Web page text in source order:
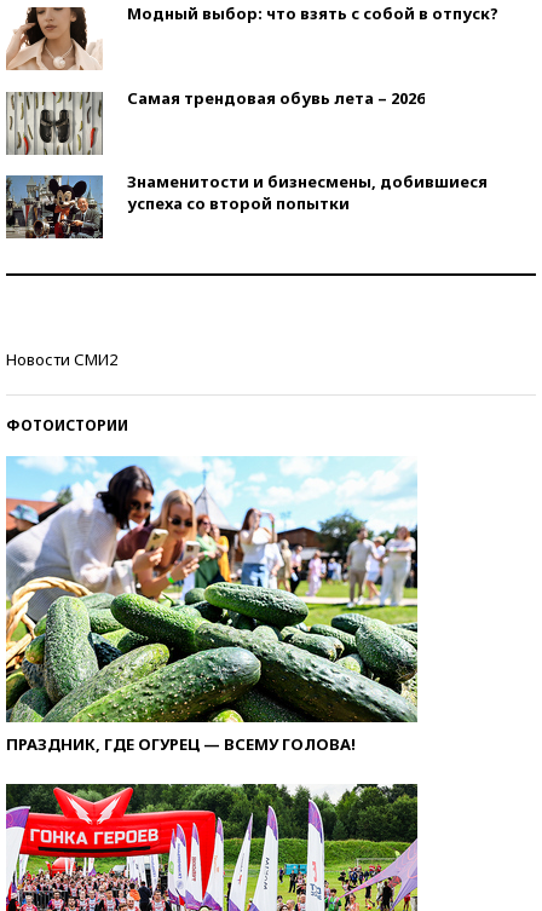
Модный выбор: что взять с собой в отпуск?
Самая трендовая обувь лета – 2026
Знаменитости и бизнесмены, добившиеся
успеха со второй попытки
Новости СМИ2
ФОТОИСТОРИИ
ПРАЗДНИК, ГДЕ ОГУРЕЦ — ВСЕМУ ГОЛОВА!